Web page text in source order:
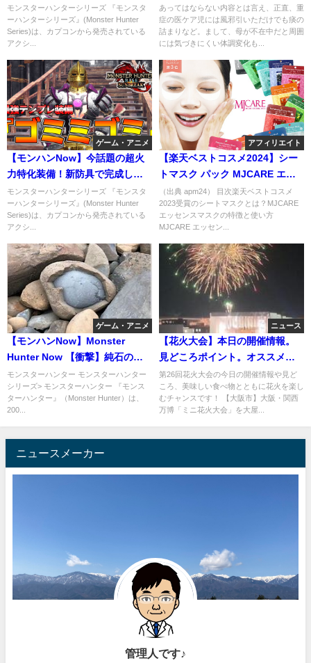
会心撃属性を使う場合
モンスターハンターシリーズ 『モンスタ
ーハンターシリーズ』(Monster Hunter
Series)は、カプコンから発売されている
アクシ...
が窒息死。マジ？
あってはならない内容とは言え、正直、重
症の医ケア児には風邪引いただけでも痰の
詰まりなど。まして、母が不在中だと周囲
には気づきにくい体調変化も...
ゲーム・アニメ
【モンハンNow】今話題の超火
力特化装備！新防具で完成した
連撃5太刀装備紹介！
モンスターハンターシリーズ 『モンスタ
ーハンターシリーズ』(Monster Hunter
Series)は、カプコンから発売されている
アクシ...
アフィリエイト
【楽天ベストコスメ2024】シー
トマスク パック MJCARE エッ
センスマスク 100枚 個包装 人気
ランキング 韓国
（出典 apm24） 目次楽天ベストコスメ
2023受賞のシートマスクとは？MJCARE
エッセンスマスクの特徴と使い方
MJCARE エッセン...
ゲーム・アニメ
【モンハンNow】Monster
Hunter Now 【衝撃】純石のド
ロップ率を調査
モンスターハンター モンスターハンター
シリーズ> モンスターハンター 『モンス
ターハンター』（Monster Hunter）は、
200...
ニュース
【花火大会】本日の開催情報。
見どころポイント。オススメ駐
車場。是非チェックしてくださ
い。
第26回花火大会の今日の開催情報や見ど
ころ、美味しい食べ物とともに花火を楽し
むチャンスです！ 【大阪市】大阪・関西
万博「ミニ花火大会」を大屋...
ニュースメーカー
管理人です♪